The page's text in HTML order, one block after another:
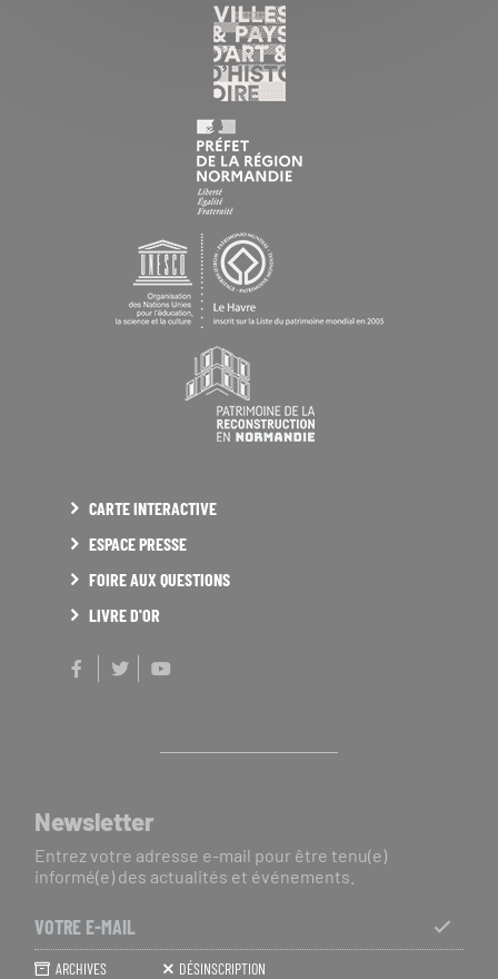
CARTE INTERACTIVE
ESPACE PRESSE
FOIRE AUX QUESTIONS
LIVRE D'OR
FacebookTwitter
Newsletter
Entrez votre adresse e-mail pour être tenu(e)
informé(e) des actualités et événements.
Votre
mailARCHIVES DÉSINSCRIPTION